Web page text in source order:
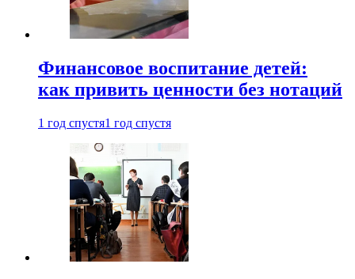
Финансовое воспитание детей:
как привить ценности без нотаций
1 год спустя1 год спустя